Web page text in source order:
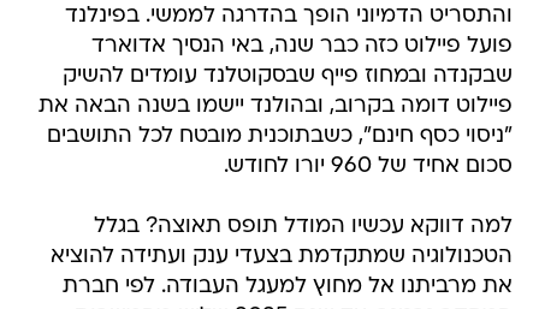
והתסריט הדמיוני הופך בהדרגה לממשי. בפינלנד
פועל פיילוט כזה כבר שנה, באי הנסיך אדוארד
שבקנדה ובמחוז פייף שבסקוטלנד עומדים להשיק
פיילוט דומה בקרוב, ובהולנד יישמו בשנה הבאה את
"ניסוי כסף חינם", כשבתוכנית מובטח לכל התושבים
סכום אחיד של 960 יורו לחודש.
למה דווקא עכשיו המודל תופס תאוצה? בגלל
הטכנולוגיה שמתקדמת בצעדי ענק ועתידה להוציא
את מרביתנו אל מחוץ למעגל העבודה. לפי חברת